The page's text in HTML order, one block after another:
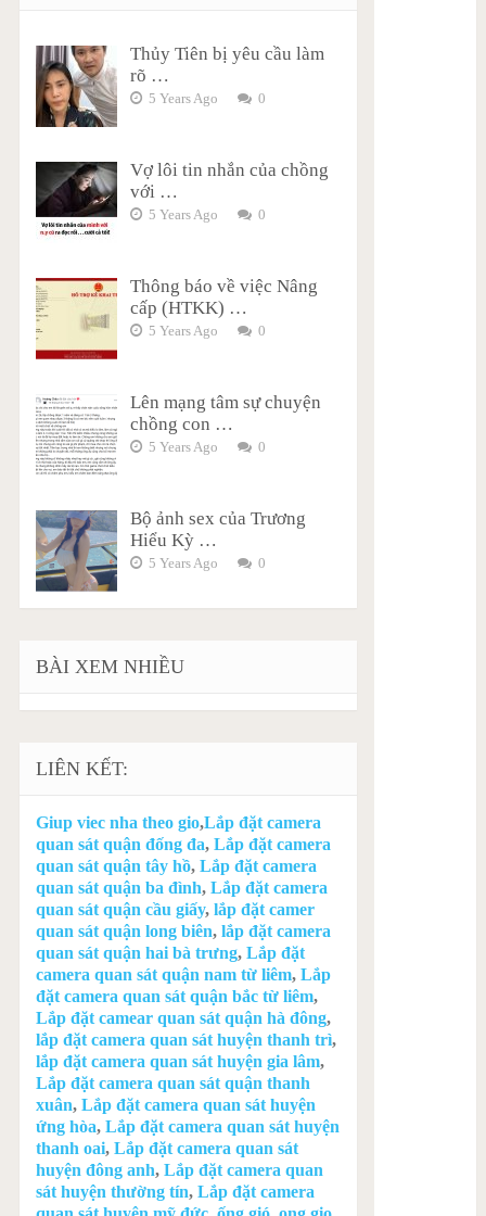
Thủy Tiên bị yêu cầu làm
rõ …
5 Years Ago 0
Vợ lôi tin nhắn của chồng
với …
5 Years Ago 0
Thông báo về việc Nâng
cấp (HTKK) …
5 Years Ago 0
Lên mạng tâm sự chuyện
chồng con …
5 Years Ago 0
Bộ ảnh sex của Trương
Hiểu Kỳ …
5 Years Ago 0
BÀI XEM NHIỀU
LIÊN KẾT:
Giup viec nha theo gio,Lắp đặt camera
quan sát quận đống đa, Lắp đặt camera
quan sát quận tây hồ, Lắp đặt camera
quan sát quận ba đình, Lắp đặt camera
quan sát quận cầu giấy, lắp đặt camer
quan sát quận long biên, lắp đặt camera
quan sát quận hai bà trưng, Lắp đặt
camera quan sát quận nam từ liêm, Lắp
đặt camera quan sát quận bắc từ liêm,
Lắp đặt camear quan sát quận hà đông,
lắp đặt camera quan sát huyện thanh trì,
lắp đặt camera quan sát huyện gia lâm,
Lắp đặt camera quan sát quận thanh
xuân, Lắp đặt camera quan sát huyện
ứng hòa, Lắp đặt camera quan sát huyện
thanh oai, Lắp đặt camera quan sát
huyện đông anh, Lắp đặt camera quan
sát huyện thường tín, Lắp đặt camera